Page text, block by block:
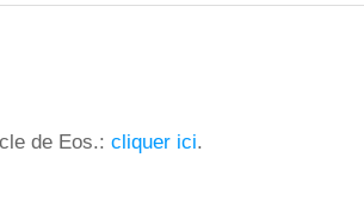
de Eos.: cliquer ici.